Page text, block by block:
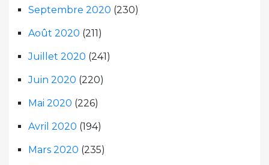
Septembre 2020 (230)
Août 2020 (211)
Juillet 2020 (241)
Juin 2020 (220)
Mai 2020 (226)
Avril 2020 (194)
Mars 2020 (235)